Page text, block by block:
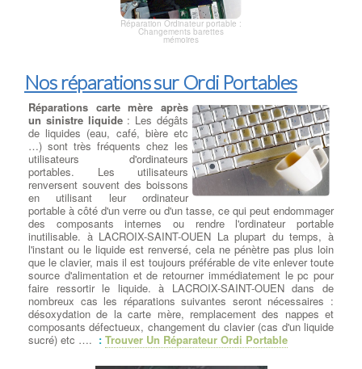
Réparation Ordinateur portable :
Changements barettes
mémoires
Nos réparations sur Ordi Portables
Réparations carte mère après
un sinistre liquide: Les dégâts
de liquides (eau, café, bière etc
…) sont très fréquents chez les
utilisateurs d'ordinateurs
portables. Les utilisateurs
renversent souvent des boissons
en utilisant leur ordinateur
portable à côté d'un verre ou d'un tasse, ce qui peut endommager
des composants internes ou rendre l'ordinateur portable
inutilisable. à LACROIX-SAINT-OUEN La plupart du temps, à
l'instant ou le liquide est renversé, cela ne pénètre pas plus loin
que le clavier, mais il est toujours préférable de vite enlever toute
source d'alimentation et de retourner immédiatement le pc pour
faire ressortir le liquide. à LACROIX-SAINT-OUEN dans de
nombreux cas les réparations suivantes seront nécessaires :
désoxydation de la carte mère, remplacement des nappes et
composants défectueux, changement du clavier (cas d'un liquide
sucré) etc …. : Trouver Un Réparateur Ordi Portable